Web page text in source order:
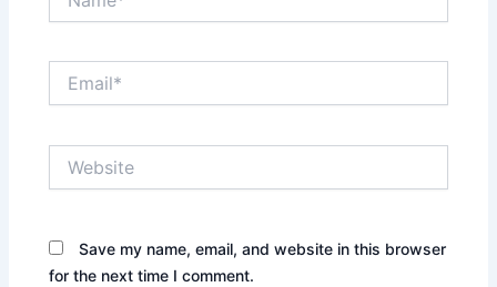
Save my name, email, and website in this browser
for the next time I comment.